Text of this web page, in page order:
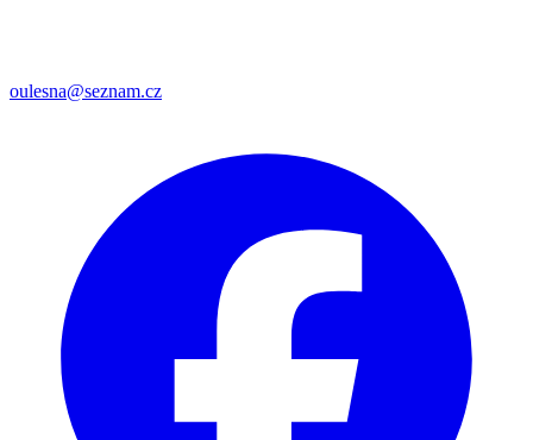
oulesna@seznam.cz